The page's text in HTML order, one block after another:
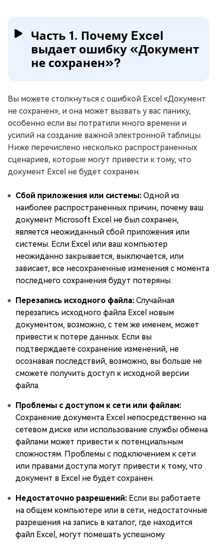
Часть 1. Почему Excel
выдает ошибку «Документ
не сохранен»?
Вы можете столкнуться с ошибкой Excel «Документ
не сохранен», и она может вызвать у вас панику,
особенно если вы потратили много времени и
усилий на создание важной электронной таблицы.
Ниже перечислено несколько распространенных
сценариев, которые могут привести к тому, что
документ Excel не будет сохранен.
Сбой приложения или системы: Одной из
наиболее распространенных причин, почему ваш
документ Microsoft Excel не был сохранен,
является неожиданный сбой приложения или
системы. Если Excel или ваш компьютер
неожиданно закрывается, выключается, или
зависает, все несохраненные изменения с момента
последнего сохранения будут потеряны.
Перезапись исходного файла: Случайная
перезапись исходного файла Excel новым
документом, возможно, с тем же именем, может
привести к потере данных. Если вы
подтверждаете сохранение изменений, не
осознавая последствий, возможно, вы больше не
сможете получить доступ к исходной версии
файла.
Проблемы с доступом к сети или файлам:
Сохранение документа Excel непосредственно на
сетевом диске или использование службы обмена
файлами может привести к потенциальным
сложностям. Проблемы с подключением к сети
или правами доступа могут привести к тому, что
документ в Excel не будет сохранен.
Недостаточно разрешений: Если вы работаете
на общем компьютере или в сети, недостаточные
разрешения на запись в каталог, где находится
файл Excel, могут помешать успешному